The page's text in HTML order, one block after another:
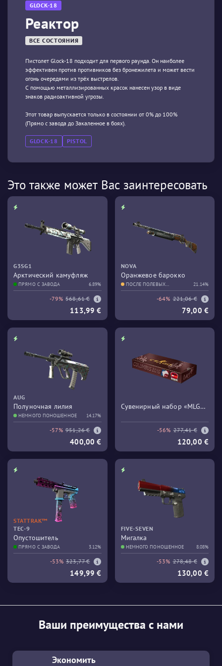
GLOCK-18
Реактор
ВСЕ СОСТОЯНИЯ
Пистолет Glock-18 подходит для первого раунда. Он наиболее
эффективен против противников без бронежилета и может вести
огонь очередями из трёх выстрелов.
С помощью металлизированных красок нанесен узор в виде
знаков радиоактивной угрозы.
Этот товар выпускается только в состоянии от 0% до 100%
(Прямо с завода до Закаленное в боях).
GLOCK-18 PISTOL
Это также может Вас заинтересовать
G3SG1
Арктический камуфляж
ПРЯМО С ЗАВОДА 6.89%
-79% 568,61 €
113,99 €
NOVA
Оранжевое барокко
ПОСЛЕ ПОЛЕВЫХ
ИСПЫТАНИЙ
21.14%
-64% 221,06 €
79,00 €
AUG
Полуночная лилия
НЕМНОГО ПОНОШЕННОЕ 14.17%
-57% 951,26 €
400,00 €
Сувенирный набор «MLG
-56% 277,41 €
120,00 €
STATTRAK™
TEC-9
Опустошитель
ПРЯМО С ЗАВОДА 3.12%
-53% 323,77 €
149,99 €
FIVE-SEVEN
Мигалка
НЕМНОГО ПОНОШЕННОЕ 8.08%
-53% 278,48 €
130,00 €
Ваши преимущества с нами
Экономить